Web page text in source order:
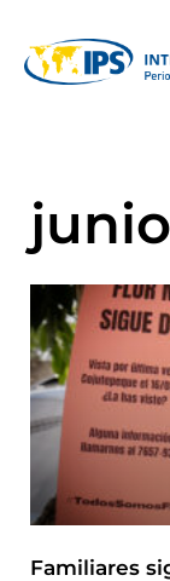
Familiares